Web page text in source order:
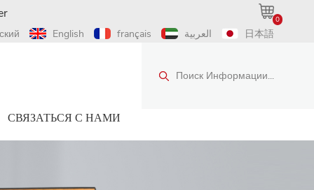
0
English français العربية 日本語
Поиск Информации...
СВЯЗАТЬСЯ С НАМИ